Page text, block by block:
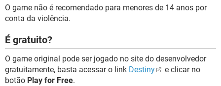
O game não é recomendado para menores de 14 anos por
conta da violência.
É gratuito?
O game original pode ser jogado no site do desenvolvedor
gratuitamente, basta acessar o link Destiny
e clicar no
botão Play for Free.